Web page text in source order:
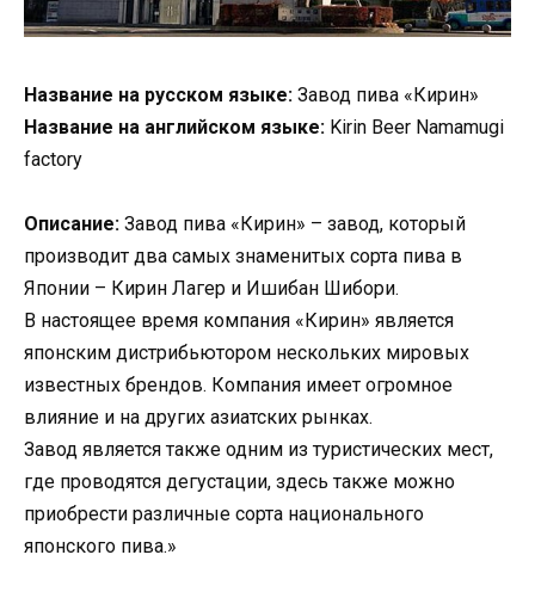
Название на русском языке: Завод пива «Кирин»
Название на английском языке: Kirin Beer Namamugi
factory
Описание: Завод пива «Кирин» – завод, который
производит два самых знаменитых сорта пива в
Японии – Кирин Лагер и Ишибан Шибори.
В настоящее время компания «Кирин» является
японским дистрибьютором нескольких мировых
известных брендов. Компания имеет огромное
влияние и на других азиатских рынках.
Завод является также одним из туристических мест,
где проводятся дегустации, здесь также можно
приобрести различные сорта национального
японского пива.»